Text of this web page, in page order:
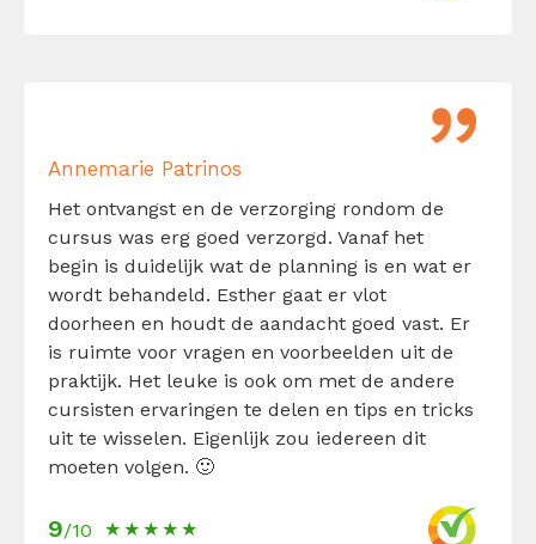
Annemarie Patrinos
Het ontvangst en de verzorging rondom de
cursus was erg goed verzorgd. Vanaf het
begin is duidelijk wat de planning is en wat er
wordt behandeld. Esther gaat er vlot
doorheen en houdt de aandacht goed vast. Er
is ruimte voor vragen en voorbeelden uit de
praktijk. Het leuke is ook om met de andere
cursisten ervaringen te delen en tips en tricks
uit te wisselen. Eigenlijk zou iedereen dit
moeten volgen. 🙂
9/10